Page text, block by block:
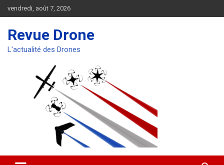
au
vendredi, août 7, 2026
Revue Drone
L'actualité des Drones